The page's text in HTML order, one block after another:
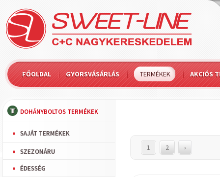
FŐOLDAL GYORSVÁSÁRLÁS TERMÉKEK AKCIÓS
DOHÁNYBOLTOS TERMÉKEK
SAJÁT TERMÉKEK
SZEZONÁRU
ÉDESSÉG
1 2 ›